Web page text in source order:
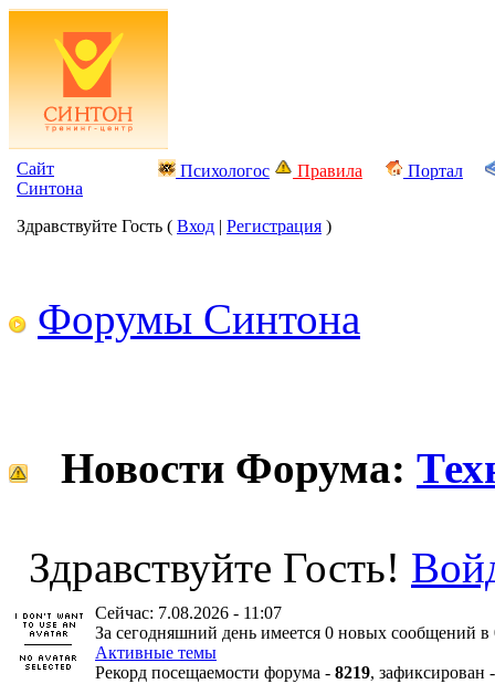
Сайт
Синтона
Психологос Правила Портал
Здравствуйте Гость ( Вход | Регистрация )
Форумы Синтона
Новости Форума:
Здравствуйте Гость!
Сейчас: 7.08.2026 - 11:07
За сегодняшний день имеется 0 новых сообщений в
Активные темы
Рекорд посещаемости форума - 8219, зафиксирован